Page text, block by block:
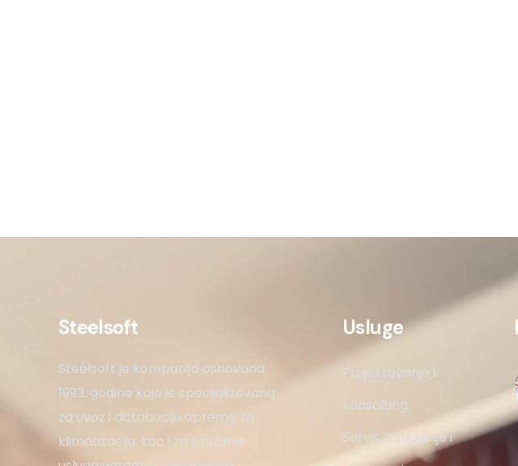
Steelsoft
Steelsoft je kompanija osnovana
1993. godine koja je specijalizovana
za uvoz i distribuciju opreme za
klimatizaciju, kao i za pružanje
Usluge
Projektovanje i
konsalting
Servis, izvodjenje i